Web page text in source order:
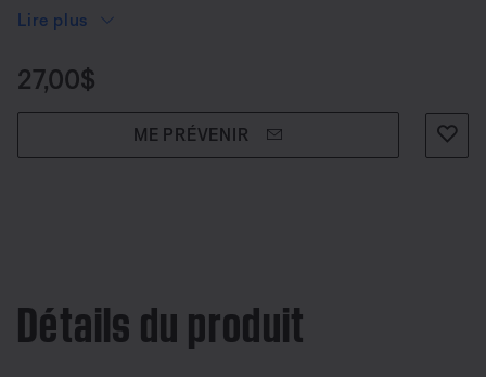
sans effort.
Lire plus
Prix :
27,00$
ME PRÉVENIR
Détails du produit